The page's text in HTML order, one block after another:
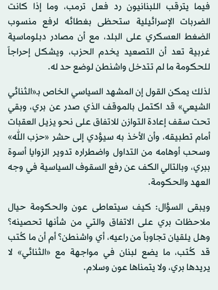
فيما يترقب اللبنانيون رد فعل ترمب، وما إذا كانت
الضربات الإسرائيلية ستحظى بغطائه لرفع منسوب
الضغط العسكري على البلد، مع أن مصادر دبلوماسية
غربية تعد أن التصعيد يخدم الحزب، ويشكل إحراجاً
للحكومة ما لم تتدخل واشنطن لوضع حد له.
لذلك يمكن القول إن المشهد السياسي الخاص بـ«الثنائي
الشيعي» قد اكتمل بالموقف الذي صدر عن بري، وبقي
تحت سقف إعادة التوازن للاتفاق على نحو يزيل العقبات
أمام تطبيقه، وأن الأخذ به سيؤدي إلى حشر «حزب الله»
وسحب أوهامه من التداول واضطراره تدوير الزوايا أسوة
ببري، وبالتالي الكف عن رفع السقوف السياسية في وجه
العهد والحكومة.
ويبقى السؤال: كيف سيتعاطى عون والحكومة حيال
ملاحظات بري على الاتفاق والتي من شأنها تحصينه؟
وهل يلقيان تجاوباً من راعيه، أي واشنطن؟ أم أن ما كُتب
قد كُتب، ما يضع لبنان في مواجهة مع «الثنائي» لا
يريدها بري، ولا يتمناها عون وسلام.